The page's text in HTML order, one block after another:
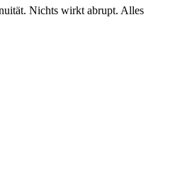
Nichts wirkt abrupt. Alles